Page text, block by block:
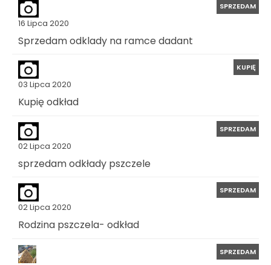
16 Lipca 2020
SPRZEDAM
Sprzedam odklady na ramce dadant
03 Lipca 2020
KUPIĘ
Kupię odkład
02 Lipca 2020
SPRZEDAM
sprzedam odkłady pszczele
02 Lipca 2020
SPRZEDAM
Rodzina pszczela- odkład
SPRZEDAM